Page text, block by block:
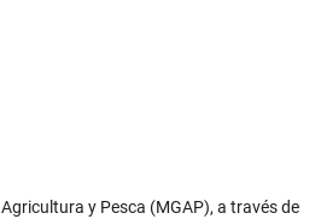
y Pesca (MGAP), a través de